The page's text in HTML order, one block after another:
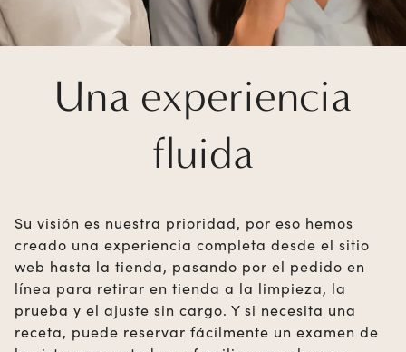
Una experiencia
fluida
Su visión es nuestra prioridad, por eso hemos
creado una experiencia completa desde el sitio
web hasta la tienda, pasando por el pedido en
línea para retirar en tienda a la limpieza, la
prueba y el ajuste sin cargo. Y si necesita una
receta, puede reservar fácilmente un examen de